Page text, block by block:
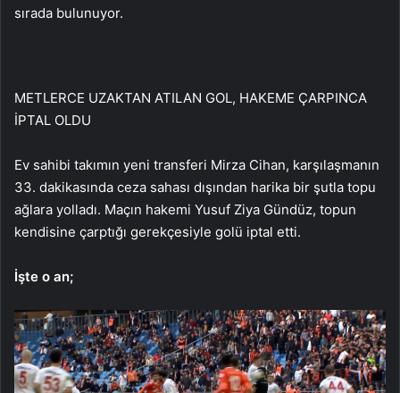
sırada bulunuyor.
METLERCE UZAKTAN ATILAN GOL, HAKEME ÇARPINCA
İPTAL OLDU
Ev sahibi takımın yeni transferi Mirza Cihan, karşılaşmanın
33. dakikasında ceza sahası dışından harika bir şutla topu
ağlara yolladı. Maçın hakemi Yusuf Ziya Gündüz, topun
kendisine çarptığı gerekçesiyle golü iptal etti.
İşte o an;